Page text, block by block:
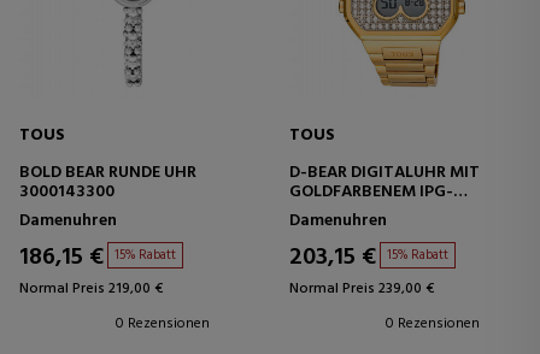
TOUS
BOLD BEAR RUNDE UHR
3000143300
Damenuhren
186,15 € 15% Rabatt
Normal Preis 219,00 €
0 Rezensionen
TOUS
D-BEAR DIGITALUHR MIT
GOLDFARBENEM IPG-
STAHLARMBAND UND
ZIRKONIA
Damenuhren
203,15 € 15% Rabatt
Normal Preis 239,00 €
0 Rezensionen